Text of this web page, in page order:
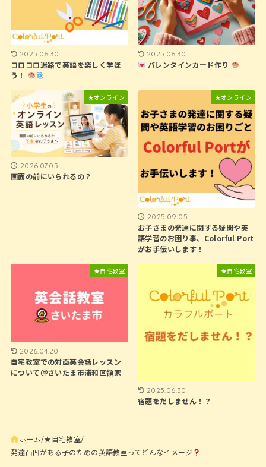
2025.06.30
コロコロ迷路で英語を楽しく学ぼ
う！
2025.06.30
バレンタインカード作り
★オンライン
2026.07.05
画面の前にいられるの？
★オンライン
2025.09.05
お子さまの発達に関する疑問や英
語学習のお困り事、Colorful Port
がお手伝いします！
★自宅教室
2026.04.20
自宅教室での対面英会話レッスン
について＠さいたま市浦和区領家
★自宅教室
2025.06.30
宿題をだしません！？
ホーム ★自宅教室
発達凸凹がある子のための英語教室ってどんなイメージ